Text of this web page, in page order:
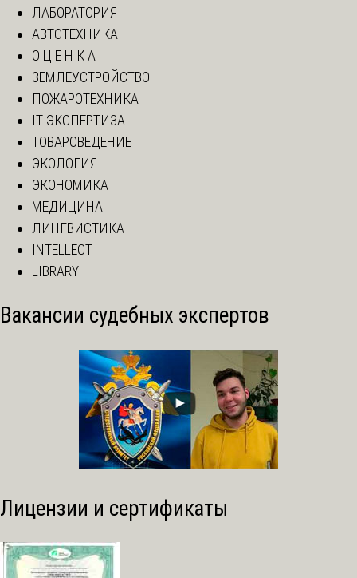
ЛАБОРАТОРИЯ
АВТОТЕХНИКА
О Ц Е Н К А
ЗЕМЛЕУСТРОЙСТВО
ПОЖАРОТЕХНИКА
IT ЭКСПЕРТИЗА
ТОВАРОВЕДЕНИЕ
ЭКОЛОГИЯ
ЭКОНОМИКА
МЕДИЦИНА
ЛИНГВИСТИКА
INTELLECT
LIBRARY
Вакансии судебных экспертов
Лицензии и сертификаты